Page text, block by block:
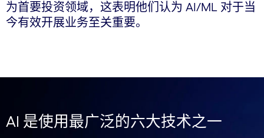
为首要投资领域，这表明他们认为 AI/ML 对于当
今有效开展业务至关重要。
AI 是使用最广泛的六大技术之一